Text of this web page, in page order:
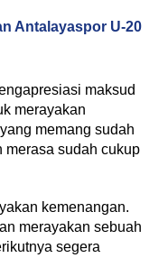
Antalayaspor U-20
maksud
merayakan
memang sudah
merasa sudah cukup
kemenangan.
merayakan sebuah
segera